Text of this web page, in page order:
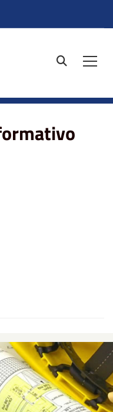
site.searc